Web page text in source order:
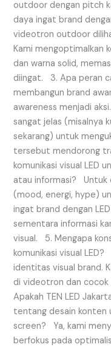
outdoor dengan pitch
daya ingat brand
videotron outdoor
Kami mengoptimalkan
dan warna solid,
diingat. 3. Apa peran
membangun brand
awareness menjadi
sangat jelas (misalnya
sekarang) untuk
tersebut mendorong
komunikasi visual LED
atau informasi? Untuk
(mood, energi, hype)
ingat brand dengan
sementara informasi
visual. 5. Mengapa
komunikasi visual
identitas visual brand.
di videotron dan
Apakah TEN LED
tentang desain konten
screen? Ya, kami
berfokus pada